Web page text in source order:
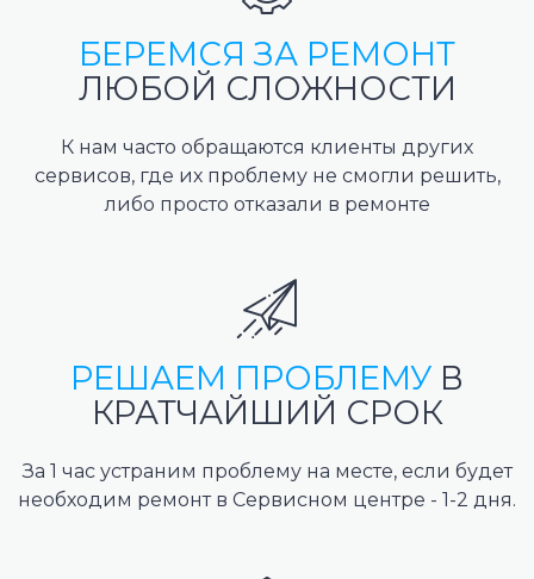
БЕРЕМСЯ ЗА РЕМОНТ
ЛЮБОЙ СЛОЖНОСТИ
К нам часто обращаются клиенты других
сервисов, где их проблему не смогли решить,
либо просто отказали в ремонте
РЕШАЕМ ПРОБЛЕМУ В
КРАТЧАЙШИЙ СРОК
За 1 час устраним проблему на месте, если будет
необходим ремонт в Сервисном центре - 1-2 дня.